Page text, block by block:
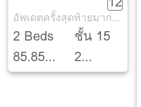
อัพเดตครั้งสุดท้ายมากกว่า 30 วัน
2 Beds
85.85
ตรม.
ชั้น 15
2
ห้องน้ำ